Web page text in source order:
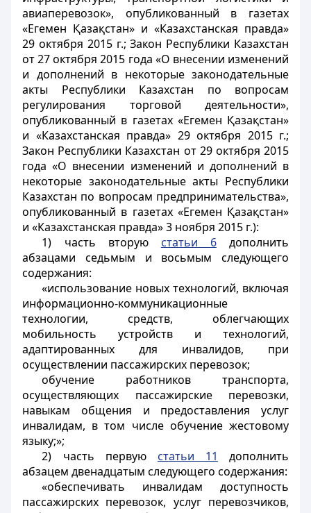
авиаперевозок», опубликованный в газетах
«Егемен Қазақстан» и «Казахстанская правда»
29 октября 2015 г.; Закон Республики Казахстан
от 27 октября 2015 года «О внесении изменений
и дополнений в некоторые законодательные
акты Республики Казахстан по вопросам
регулирования торговой деятельности»,
опубликованный в газетах «Егемен Қазақстан»
и «Казахстанская правда» 29 октября 2015 г.;
Закон Республики Казахстан от 29 октября 2015
года «О внесении изменений и дополнений в
некоторые законодательные акты Республики
Казахстан по вопросам предпринимательства»,
опубликованный в газетах «Егемен Қазақстан»
и «Казахстанская правда» 3 ноября 2015 г.):
1) часть вторую статьи 6дополнить
абзацами седьмым и восьмым следующего
содержания:
«использование новых технологий, включая
информационно-коммуникационные
технологии, средств, облегчающих
мобильность устройств и технологий,
адаптированных для инвалидов, при
осуществлении пассажирских перевозок;
обучение работников транспорта,
осуществляющих пассажирские перевозки,
навыкам общения и предоставления услуг
инвалидам, в том числе обучение жестовому
языку;»;
2) часть первую статьи 11
дополнить
абзацем двенадцатым следующего содержания:
«обеспечивать инвалидам доступность
пассажирских перевозок, услуг перевозчиков,